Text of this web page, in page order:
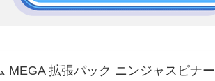
MEGA 拡張パック ニンジャスピナー